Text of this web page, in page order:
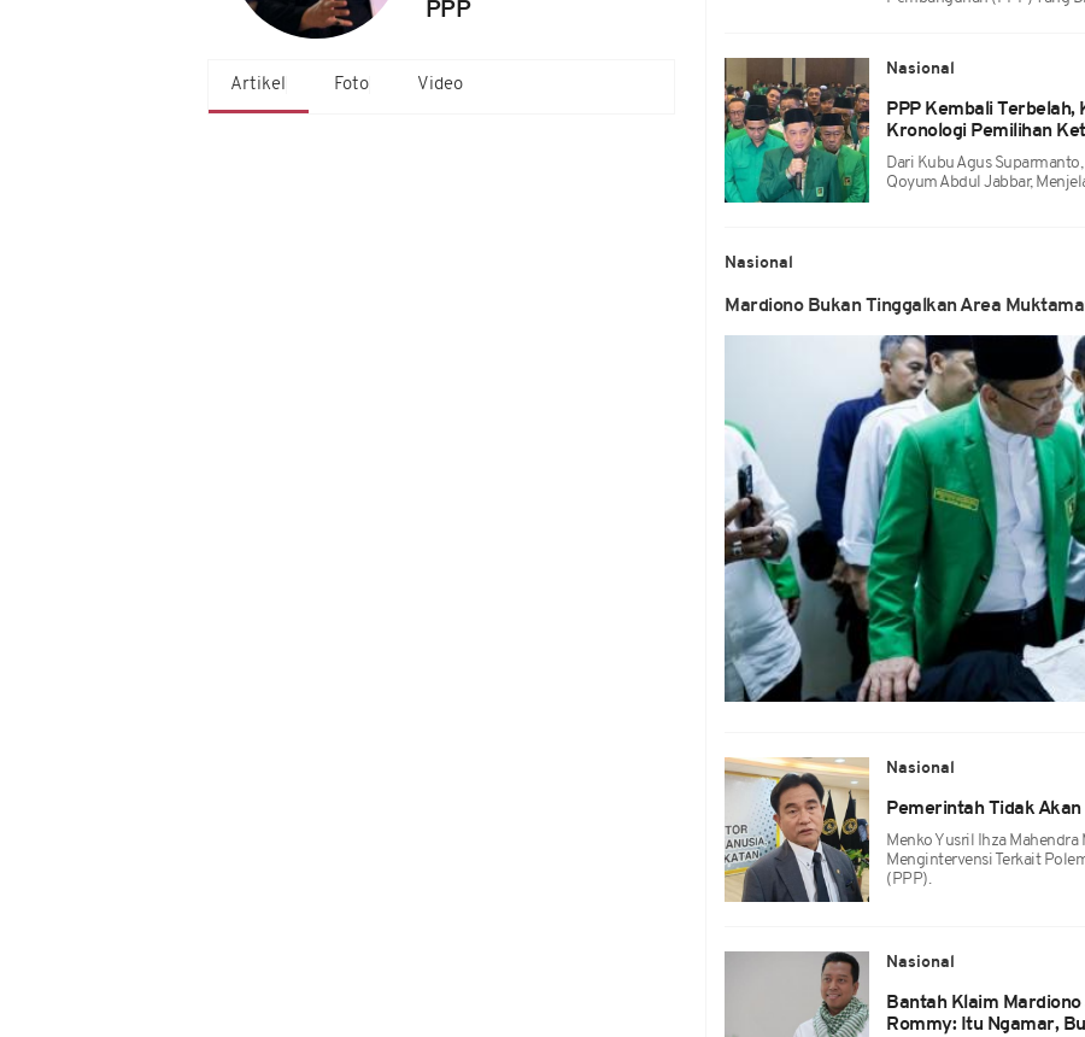
PPP
Artikel Foto Video
Nasional
PPP Kembali
Kronologi Pemilihan
Dari Kubu Agus
Qoyum Abdul Jabbar,
Nasional
Mardiono Bukan Tinggalkan Area
Nasional
Pemerintah Tidak
Menko Yusril Ihza
Mengintervensi Terkait
(PPP).
Nasional
Bantah Klaim
Rommy: Itu Ngamar,